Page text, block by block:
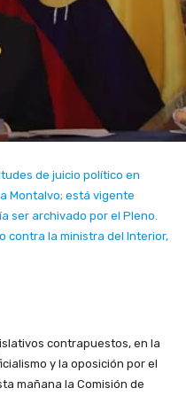
de juicio político en
Montalvo; está vigente
ser archivado por el Pleno.
contra la ministra del Interior,
contrapuestos, en la
y la oposición por el
mañana la Comisión de